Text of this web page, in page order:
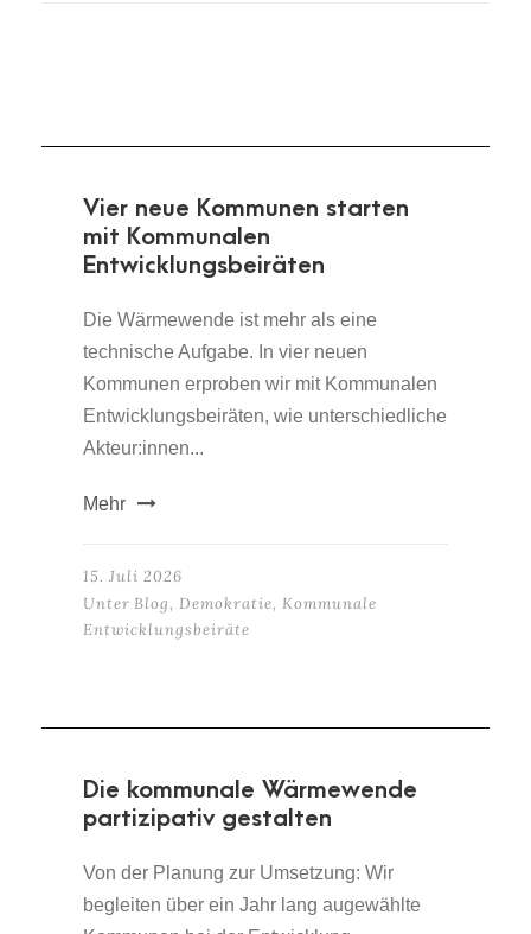
Vier neue Kommunen starten
mit Kommunalen
Entwicklungsbeiräten
Die Wärmewende ist mehr als eine
technische Aufgabe. In vier neuen
Kommunen erproben wir mit Kommunalen
Entwicklungsbeiräten, wie unterschiedliche
Akteur:innen...
Mehr
15. Juli 2026
Unter Blog, Demokratie, Kommunale
Entwicklungsbeiräte
Die kommunale Wärmewende
partizipativ gestalten
Von der Planung zur Umsetzung: Wir
begleiten über ein Jahr lang augewählte